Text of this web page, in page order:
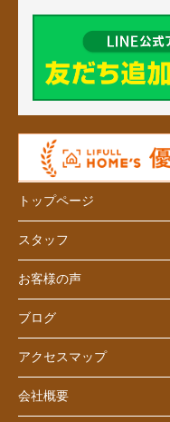
トップページ
スタッフ
お客様の声
ブログ
アクセスマップ
会社概要